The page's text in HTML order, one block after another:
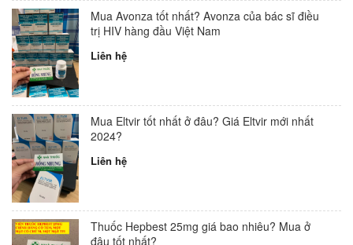
Mua Avonza tốt nhất? Avonza của bác sĩ điều
trị HIV hàng đầu Việt Nam
Liên hệ
Mua Eltvir tốt nhất ở đâu? Giá Eltvir mới nhất
2024?
Liên hệ
Thuốc Hepbest 25mg giá bao nhiêu? Mua ở
đâu tốt nhất?